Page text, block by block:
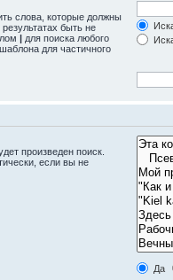
слова, которые должны
быть не
| для поиска любого
для частичного
произведен поиск.
если вы не
Да